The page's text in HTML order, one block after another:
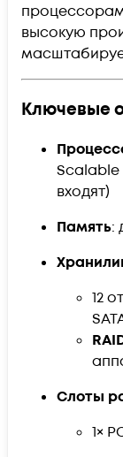
высокую
Ключевые
Scalable
входят)
Память:
12
Слоты
1×